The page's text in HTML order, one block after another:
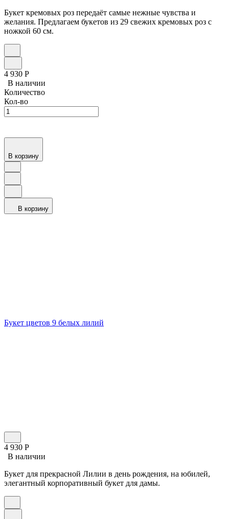
Букет кремовых роз передаёт самые нежные чувства и
желания. Предлагаем букетов из 29 свежих кремовых роз с
ножкой 60 см.
4 930 Р
В наличии
Количество
Кол-во
В корзину
В корзину
Букет цветов 9 белых лилий
4 930 Р
В наличии
Букет для прекрасной Лилии в день рождения, на юбилей,
элегантный корпоративный букет для дамы.